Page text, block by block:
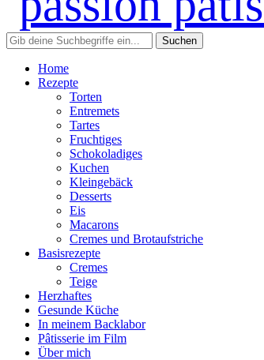
Home
Rezepte
Torten
Entremets
Tartes
Fruchtiges
Schokoladiges
Kuchen
Kleingebäck
Desserts
Eis
Macarons
Cremes und Brotaufstriche
Basisrezepte
Cremes
Teige
Herzhaftes
Gesunde Küche
In meinem Backlabor
Pâtisserie im Film
Über mich